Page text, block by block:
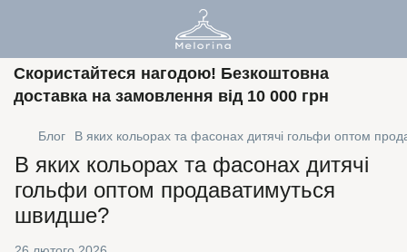
Скористайтеся нагодою! Безкоштовна
доставка на замовлення від 10 000 грн
Блог В яких кольорах та фасонах дитячі гольфи оптом
В яких кольорах та фасонах дитячі
гольфи оптом продаватимуться
швидше?